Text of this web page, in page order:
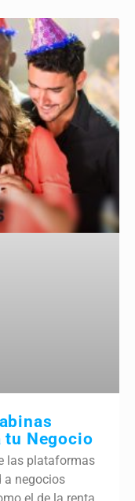
tu Negocio
las plataformas
a negocios
el de la renta